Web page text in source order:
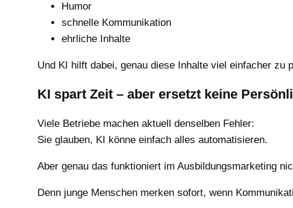
Humor
schnelle Kommunikation
ehrliche Inhalte
Und KI hilft dabei, genau diese Inhalte viel einfacher zu
KI spart Zeit – aber ersetzt keine
Viele Betriebe machen aktuell denselben Fehler:
Sie glauben, KI könne einfach alles automatisieren.
Aber genau das funktioniert im Ausbildungsmarketing
Denn junge Menschen merken sofort, wenn